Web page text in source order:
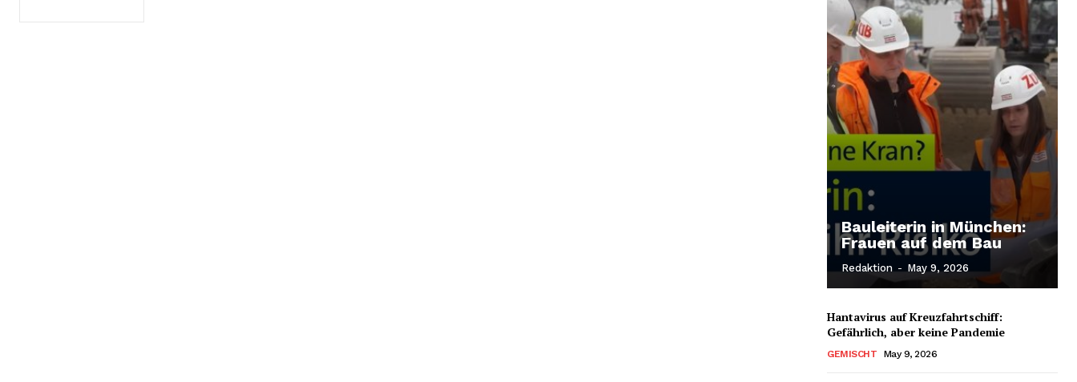
Bauleiterin in München:
Frauen auf dem Bau
Redaktion - May 9, 2026
Hantavirus auf Kreuzfahrtschiff:
Gefährlich, aber keine Pandemie
GEMISCHT May 9, 2026